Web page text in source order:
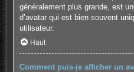
généralement plus grande, est
d’avatar qui est bien souvent
utilisateur.
Haut
Comment puis-je afficher un